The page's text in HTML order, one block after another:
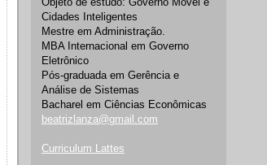
Objeto de estudo: Governo Móvel e
Cidades Inteligentes
Mestre em Administração.
MBA Internacional em Governo
Eletrônico
Pós-graduada em Gerência e
Análise de Sistemas
Bacharel em Ciências Econômicas
beatrizlanza@gmail.com
Curriculum Lattes